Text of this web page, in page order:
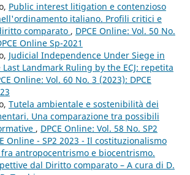
Public interest litigation e contenzioso
italiano. Profili critici e
comparato , DPCE Online: Vol. 50 No.
Online Sp-2021
Judicial Independence Under Siege in
Last Landmark Ruling by the ECJ: repetita
Online: Vol. 60 No. 3 (2023): DPCE
Tutela ambientale e sostenibilità dei
Una comparazione tra possibili
, DPCE Online: Vol. 58 No. SP2
Online - SP2 2023 - Il costituzionalismo
antropocentrismo e biocentrismo.
dal Diritto comparato – A cura di D.